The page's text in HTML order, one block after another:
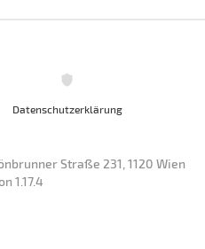
Datenschutzerklärung
Straße 231, 1120 Wien
1.17.4